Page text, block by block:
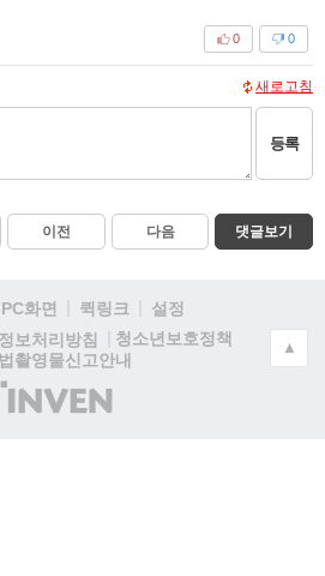
0
0
새로고침
등록
이전 다음 댓글보기
PC화면 퀵링크
설정
보처리방침
청소년보호정책
촬영물신고안내
(주)
인
▲